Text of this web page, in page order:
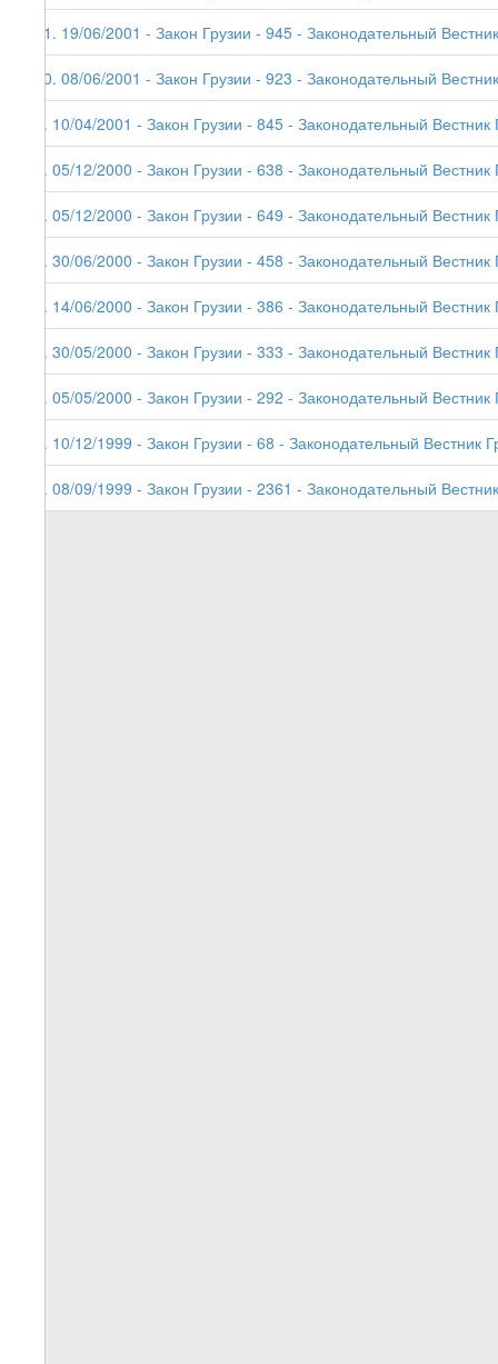
11. 19/06/2001 - Закон Грузии - 945 - Законодательный
10. 08/06/2001 - Закон Грузии - 923 - Законодательный
9. 10/04/2001 - Закон Грузии - 845 - Законодательный
8. 05/12/2000 - Закон Грузии - 638 - Законодательный
7. 05/12/2000 - Закон Грузии - 649 - Законодательный
6. 30/06/2000 - Закон Грузии - 458 - Законодательный
5. 14/06/2000 - Закон Грузии - 386 - Законодательный
4. 30/05/2000 - Закон Грузии - 333 - Законодательный
3. 05/05/2000 - Закон Грузии - 292 - Законодательный
2. 10/12/1999 - Закон Грузии - 68 - Законодательный Вестник
1. 08/09/1999 - Закон Грузии - 2361 - Законодательный